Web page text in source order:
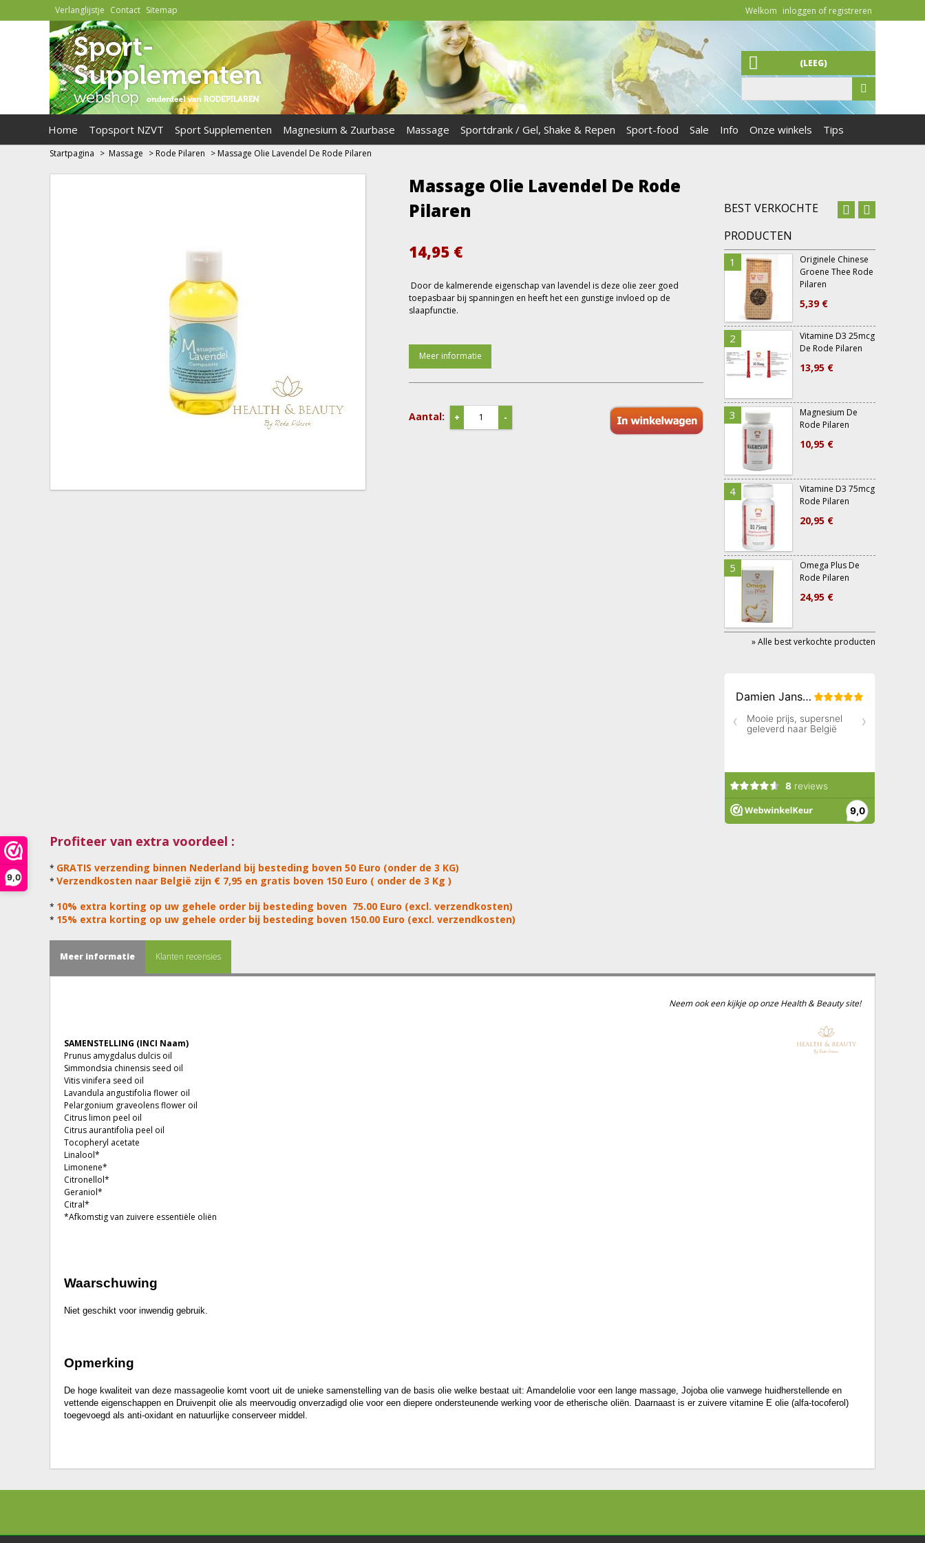
9,0
Verlanglijstje Contact Sitemap Welkom inloggen of registreren
(LEEG)
Home Topsport NZVT Sport Supplementen Magnesium & Zuurbase Massage Sportdrank / Gel, Shake & Repen Sport-food Sale Info Onze winkels Tips
Startpagina > Massage > Rode Pilaren > Massage Olie Lavendel De Rode Pilaren
BEST VERKOCHTE
PRODUCTEN
1
Originele Chinese
Groene Thee Rode
Pilaren
5,39 €
2
Vitamine D3 25mcg
De Rode Pilaren
13,95 €
3
Magnesium De
Rode Pilaren
10,95 €
4
Vitamine D3 75mcg
Rode Pilaren
20,95 €
5
Omega Plus De
Rode Pilaren
24,95 €
» Alle best verkochte producten
Massage Olie Lavendel De Rode
Pilaren
14,95 €
Door de kalmerende eigenschap van lavendel is deze olie zeer goed
toepasbaar bij spanningen en heeft het een gunstige invloed op de
slaapfunctie.
Meer informatie
Aantal: + -
Profiteer van extra voordeel :
* GRATIS verzending binnen Nederland bij besteding boven 50 Euro (onder de 3 KG)
* Verzendkosten naar België zijn € 7,95 en gratis boven 150 Euro ( onder de 3 Kg )
* 10% extra korting op uw gehele order bij besteding boven 75.00 Euro (excl. verzendkosten)
* 15% extra korting op uw gehele order bij besteding boven 150.00 Euro (excl. verzendkosten)
Meer informatie Klanten recensies
Neem ook een kijkje op onze Health & Beauty site!
SAMENSTELLING (INCI Naam)
Prunus amygdalus dulcis oil
Simmondsia chinensis seed oil
Vitis vinifera seed oil
Lavandula angustifolia flower oil
Pelargonium graveolens flower oil
Citrus limon peel oil
Citrus aurantifolia peel oil
Tocopheryl acetate
Linalool*
Limonene*
Citronellol*
Geraniol*
Citral*
*Afkomstig van zuivere essentiële oliën
Waarschuwing
Niet geschikt voor inwendig gebruik.
Opmerking
De hoge kwaliteit van deze massageolie komt voort uit de unieke samenstelling van de basis olie welke bestaat uit: Amandelolie voor een lange massage, Jojoba olie vanwege huidherstellende en
vettende eigenschappen en Druivenpit olie als meervoudig onverzadigd olie voor een diepere ondersteunende werking voor de etherische oliën. Daarnaast is er zuivere vitamine E olie (alfa-tocoferol)
toegevoegd als anti-oxidant en natuurlijke conserveer middel.